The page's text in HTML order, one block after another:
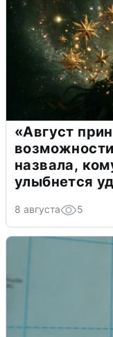
«Август
назвала,
улыбнется
8 августа 5